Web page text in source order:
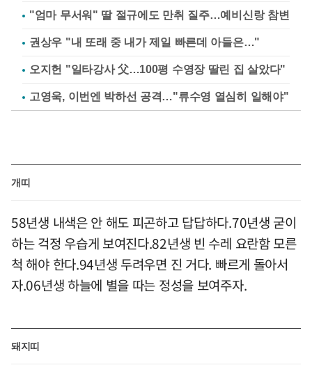
"엄마 무서워" 딸 절규에도 만취 질주…예비신랑 참변
권상우 "내 또래 중 내가 제일 빠른데 아들은…"
오지헌 "일타강사 父…100평 수영장 딸린 집 살았다"
고영욱, 이번엔 박하선 공격…"류수영 열심히 일해야"
개띠
58년생 내색은 안 해도 피곤하고 답답하다.70년생 굳이
하는 걱정 우습게 보여진다.82년생 빈 수레 요란함 모른
척 해야 한다.94년생 두려우면 진 거다. 빠르게 돌아서
자.06년생 하늘에 별을 따는 정성을 보여주자.
돼지띠